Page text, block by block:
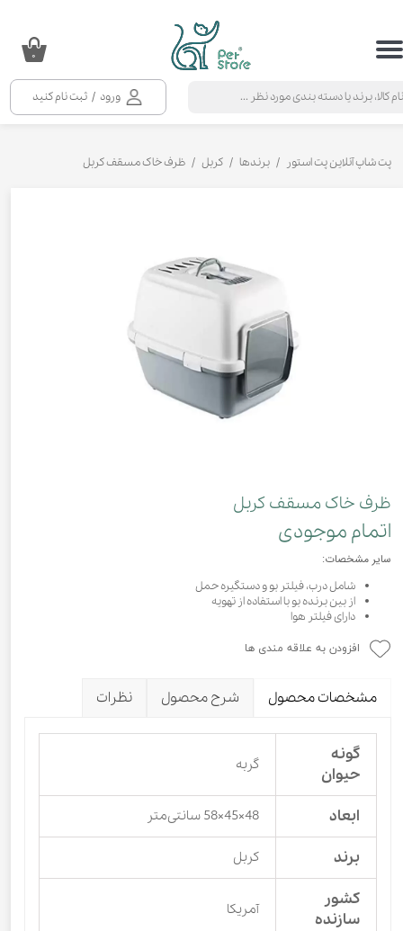
ورود / ثبت نام کنید
حساب کاربری من
خروج از حساب کاربری
۰
پت شاپ آنلاین پت استور برندها کربل ظرف خاک مسقف کربل
ظرف خاک مسقف کربل
اتمام موجودی
سایر مشخصات:
شامل درب، فیلتر بو و دستگیره حمل
از بین برنده بو با استفاده از تهویه
دارای فیلتر هوا
افزودن به علاقه مندی ها
مشخصات محصول شرح محصول نظرات
گونه
حیوان
گربه
ابعاد 48×45×58 سانتی‌متر
برند کربل
کشور
سازنده
آمریکا